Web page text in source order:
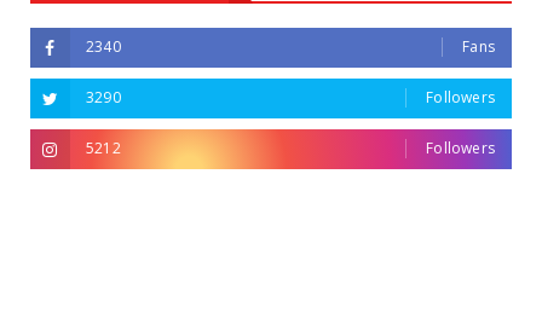
2340 Fans
3290 Followers
5212 Followers